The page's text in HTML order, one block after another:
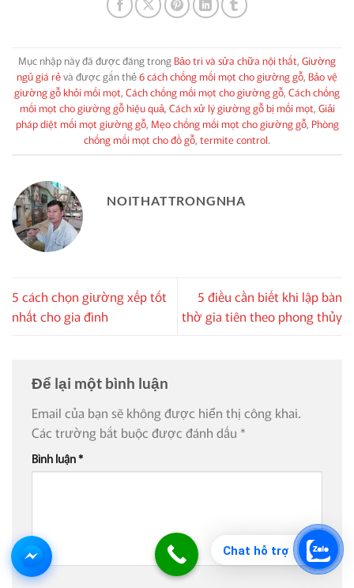
Chat hỗ trợ
Mục nhập này đã được đăng trong Bảo trì và sửa chữa nội thất, Giường
ngủ giá rẻvà được gắn thẻ6 cách chống mối mọt cho giường gỗ, Bảo vệ
giường gỗ khỏi mối mọt, Cách chống mối mọt cho giường gỗ, Cách chống
mối mọt cho giường gỗ hiệu quả, Cách xử lý giường gỗ bị mối mọt, Giải
pháp diệt mối mọt giường gỗ, Mẹo chống mối mọt cho giường gỗ, Phòng
chống mối mọt cho đồ gỗ, termite control.
NOITHATTRONGNHA
5 cách chọn giường xếp tốt
nhất cho gia đình
5 điều cần biết khi lập bàn
thờ gia tiên theo phong thủy
Để lại một bình luận
Email của bạn sẽ không được hiển thị công khai.
Các trường bắt buộc được đánh dấu *
Bình luận*